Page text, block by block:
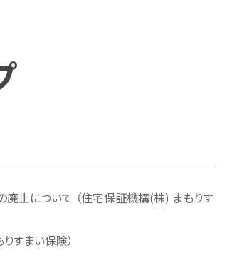
廃止について （住宅保証機構(株) まもりす
すまい保険）